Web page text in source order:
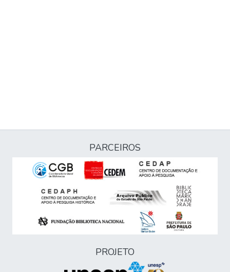
PARCEIROS
PROJETO